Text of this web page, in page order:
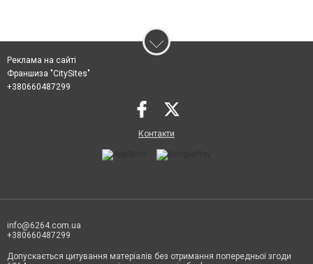
Реклама на сайті
Франшиза "CitySites"
+380660487299
Контакти
info@6264.com.ua
+380660487299
Допускається цитування матеріалів без отримання попередньої згоди